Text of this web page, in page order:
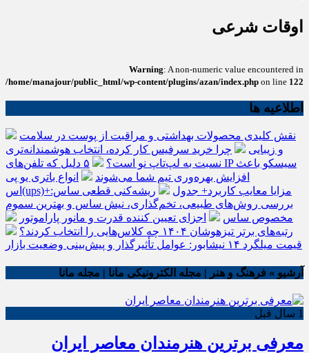
اوقات شرعی
Warning: A non-numeric value encountered in
/home/manajour/public_html/wp-content/plugins/azan/index.php on line 122
اطلاعیه ها
نقش کلیدی محصولات بهداشتی و مراقبت از پوست در سلامت
و زیبایی
چرا خرید سرفیس کار کرده، انتخاب هوشمندانه‌تری
نسبت به لپ‌تاپ نو است؟
۵ دلیل که تلفن‌های IP سیسکو باعث
افزایش بهره‌وری تیم شما می‌شوند
انواع باتری یو پی
اس(ups)+مزایا معایب کاربرد+ جدول
ریشه‌کنی قطعی ساس:
بررسی روش‌های طبیعی، تخم‌گذاری، نیش ساس و بهترین سموم
مخصوص ساس
اجزای تعیین کننده قدرت و مانور پاراموتور
رتبه‌های برتر تیزهوشان ۱۴۰۴ چه کلاس‌هایی را انتخاب کردند؟
قیمت میلگرد ۱۴ نیشابور: عوامل تأثیرگذار و پیش‌بینی وضعیت بازار
آرشیو » فرهنگ و هنر | مجله الکترونیکی مانا | مجله مانا
1 سال قبل
معرفی برترین هنرمندان معاصر ایران